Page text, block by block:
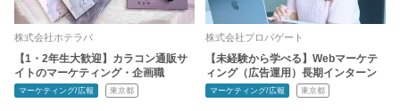
株式会社ホテラバ
【1・2年生大歓迎】カラコン通販サ
イトのマーケティング・企画職
マーケティング/広報 東京都
株式会社プロパゲート
【未経験から学べる】Webマーケテ
ィング（広告運用）長期インターン
マーケティング/広報 東京都